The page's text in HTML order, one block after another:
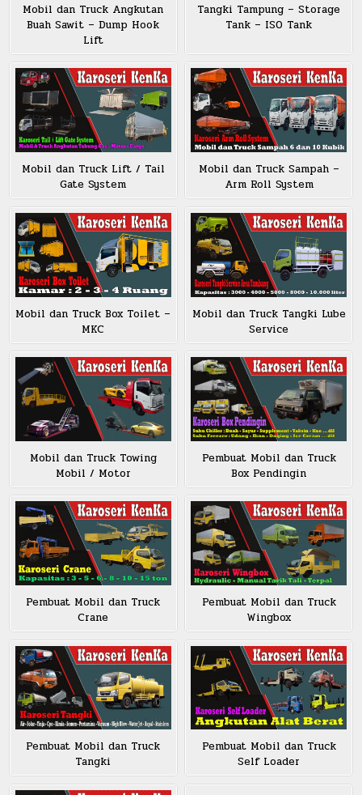
Mobil dan Truck Angkutan
Buah Sawit – Dump Hook
Lift
Tangki Tampung – Storage
Tank – ISO Tank
Mobil dan Truck Lift / Tail
Gate System
Mobil dan Truck Sampah –
Arm Roll System
Mobil dan Truck Box Toilet –
MKC
Mobil dan Truck Tangki Lube
Service
Mobil dan Truck Towing
Mobil / Motor
Pembuat Mobil dan Truck
Box Pendingin
Pembuat Mobil dan Truck
Crane
Pembuat Mobil dan Truck
Wingbox
Pembuat Mobil dan Truck
Tangki
Pembuat Mobil dan Truck
Self Loader